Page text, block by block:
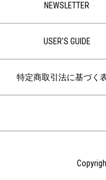
NEWSLETTER
USER'S GUIDE
特定商取引法に基づく